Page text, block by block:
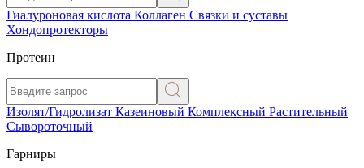
Гиалуроновая кислота Коллаген Связки и суставы
Хондопротекторы
Протеин
Изолят/Гидролизат Казеиновый Комплексный Растительный
Сывороточный
Гарниры